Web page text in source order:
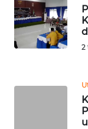
2
WN
JAMBI
WN